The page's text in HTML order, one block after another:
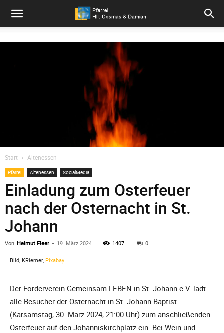
Pfarrei
Damian
Start Altenessen
Pfarrei Altenessen SocialMedia
Einladung zum Osterfeuer
nach der Osternacht in St.
Johann
Von Helmut Fleer - 19. März 2024 1407 0
Bild, KRiemer, Pixabay
Der Förderverein Gemeinsam LEBEN in St. Johann e.V. lädt
alle Besucher der Osternacht in St. Johann Baptist
(Karsamstag, 30. März 2024, 21:00 Uhr) zum anschließenden
Osterfeuer auf den Johanniskirchplatz ein. Bei Wein und